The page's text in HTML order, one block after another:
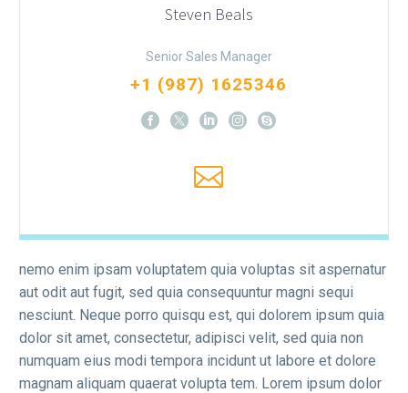
Steven Beals
Senior Sales Manager
+1 (987) 1625346
nemo enim ipsam voluptatem quia voluptas sit aspernatur
aut odit aut fugit, sed quia consequuntur magni sequi
nesciunt. Neque porro quisqu est, qui dolorem ipsum quia
dolor sit amet, consectetur, adipisci velit, sed quia non
numquam eius modi tempora incidunt ut labore et dolore
magnam aliquam quaerat volupta tem. Lorem ipsum dolor